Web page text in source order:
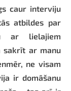
caur interviju
atbildes par
ar lielajiem
sakrīt ar manu
ne visam
ir domāšanu